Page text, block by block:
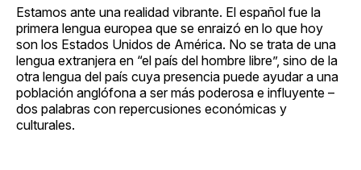
Estamos ante una realidad vibrante. El español fue la
primera lengua europea que se enraizó en lo que hoy
son los Estados Unidos de América. No se trata de una
lengua extranjera en “el país del hombre libre”, sino de la
otra lengua del país cuya presencia puede ayudar a una
población anglófona a ser más poderosa e influyente –
dos palabras con repercusiones económicas y
culturales.